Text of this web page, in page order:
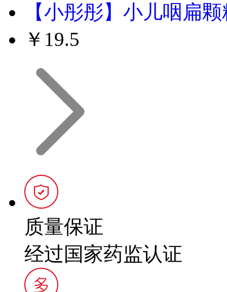
【小彤彤】小儿咽扁
￥19.5
质量保证
经过国家药监认证